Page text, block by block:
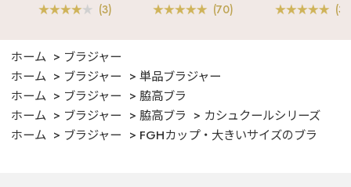
(3) (70) (3)
ホーム
ブラジャー
ホーム
ブラジャー
単品ブラジャー
ホーム
ブラジャー
脇高ブラ
ホーム
ブラジャー 脇高ブラ
カシュクールシリーズ
ホーム
ブラジャー FGHカップ・大きいサイズのブラ